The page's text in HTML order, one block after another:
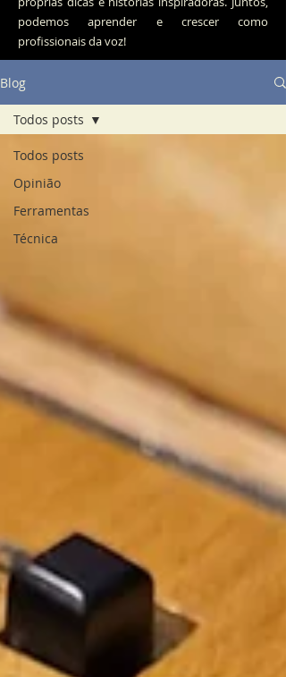
podemos aprender e crescer como
profissionais da voz!
Blog
Todos posts
Opinião
Ferramentas
Técnica
Todos posts